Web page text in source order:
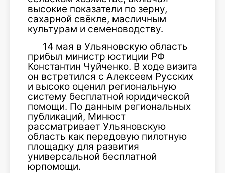
высокие показатели по зерну,
сахарной свёкле, масличным
культурам и семеноводству.
14 мая в Ульяновскую область
прибыл министр юстиции РФ
Константин Чуйченко. В ходе визита
он встретился с Алексеем Русских
и высоко оценил региональную
систему бесплатной юридической
помощи. По данным региональных
публикаций, Минюст
рассматривает Ульяновскую
область как передовую пилотную
площадку для развития
универсальной бесплатной
юрпомощи.